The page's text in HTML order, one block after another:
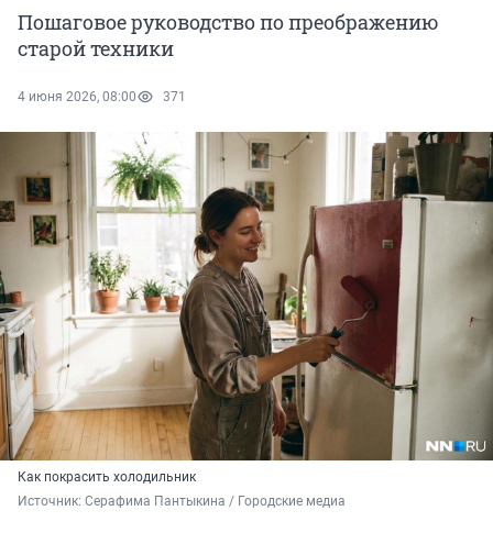
Пошаговое руководство по преображению
старой техники
4 июня 2026, 08:00 371
Как покрасить холодильник
Источник: Серафима Пантыкина / Городские медиа